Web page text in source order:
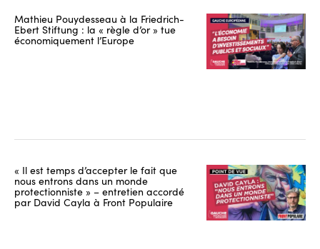
Mathieu Pouydesseau à la Friedrich-
Ebert Stiftung : la « règle d’or » tue
économiquement l’Europe
« Il est temps d’accepter le fait que
nous entrons dans un monde
protectionniste » – entretien accordé
par David Cayla à Front Populaire